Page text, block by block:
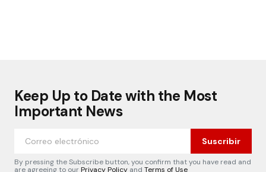
Keep Up to Date with the Most
Important News
Suscribir
By pressing the Subscribe button, you confirm that you have read and
are agreeing to ourPrivacy Policy and Terms of Use